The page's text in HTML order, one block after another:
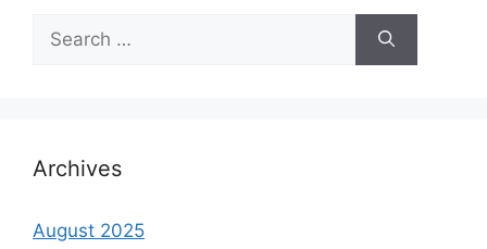
for:
Archives
August 2025